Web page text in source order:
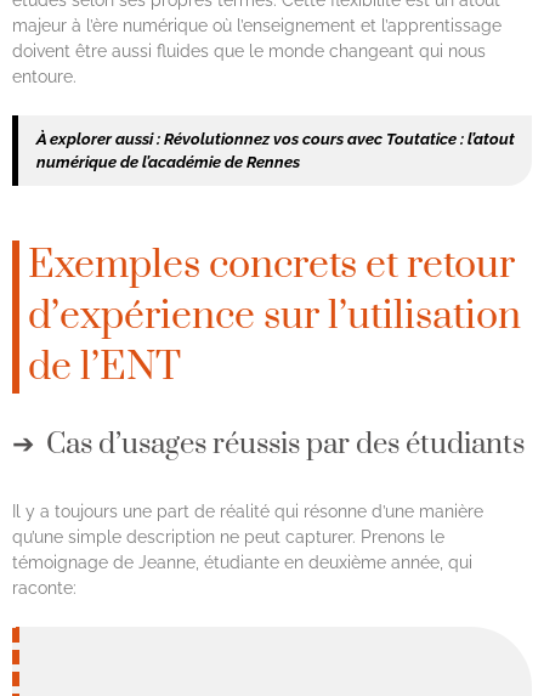
majeur à l’ère numérique où l’enseignement et l’apprentissage
doivent être aussi fluides que le monde changeant qui nous
entoure.
À explorer aussi : Révolutionnez vos cours avec Toutatice : l’atout
numérique de l’académie de Rennes
Exemples concrets et retour
d’expérience sur l’utilisation
de l’ENT
Cas d’usages réussis par des étudiants
Il y a toujours une part de réalité qui résonne d’une manière
qu’une simple description ne peut capturer. Prenons le
témoignage de Jeanne, étudiante en deuxième année, qui
raconte: